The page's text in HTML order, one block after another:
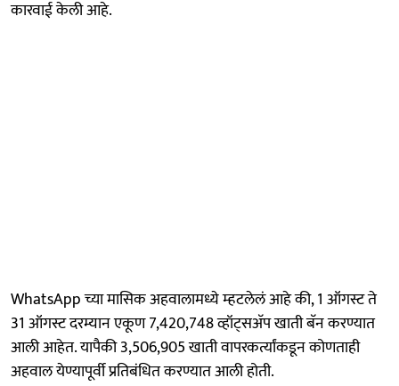
कारवाई केली आहे.
WhatsApp च्या मासिक अहवालामध्ये म्हटलेलं आहे की, 1 ऑगस्ट ते
31 ऑगस्ट दरम्यान एकूण 7,420,748 व्हॉट्सअ‍ॅप खाती बॅन करण्यात
आली आहेत. यापैकी 3,506,905 खाती वापरकर्त्यांकडून कोणताही
अहवाल येण्यापूर्वी प्रतिबंधित करण्यात आली होती.